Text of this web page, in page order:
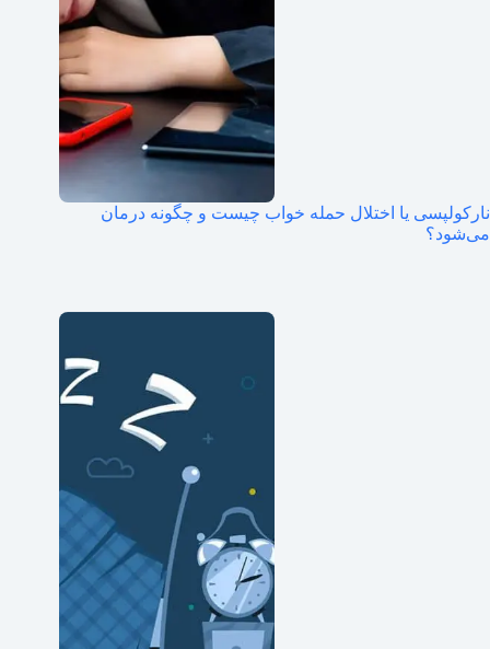
نارکولپسی یا اختلال حمله خواب چیست و چگونه درمان
می‌شود؟